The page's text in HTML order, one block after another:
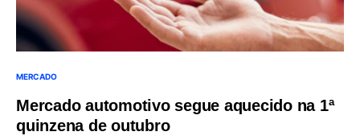
MERCADO
Mercado automotivo segue aquecido na 1ª
quinzena de outubro